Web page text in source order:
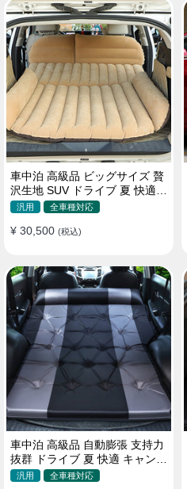
車中泊 高級品 ビッグサイズ 贅
沢生地 SUV ドライブ 夏 快適
キャンプ 旅行 収納便利 エアー
汎用 全車種対応
¥ 30,500 (税込)
車中泊 高級品 自動膨張 支持力
抜群 ドライブ 夏 快適 キャンプ
旅行 省スペース エアーベッド
汎用 全車種対応